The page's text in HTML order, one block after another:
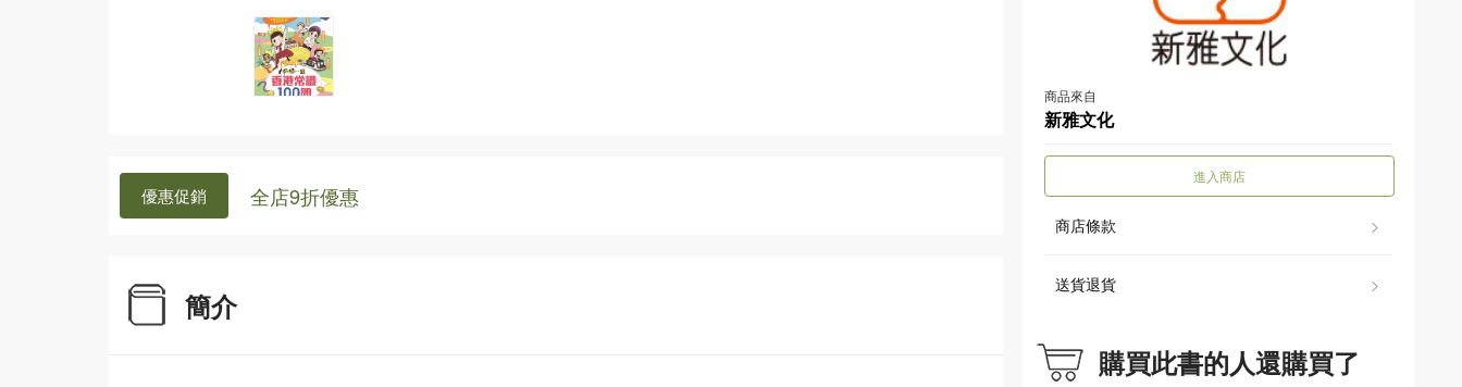
優惠促銷 全店9折優惠
簡介
商品來自
新雅文化
進入商店
商店條款
送貨退貨
購買此書的人還購買了